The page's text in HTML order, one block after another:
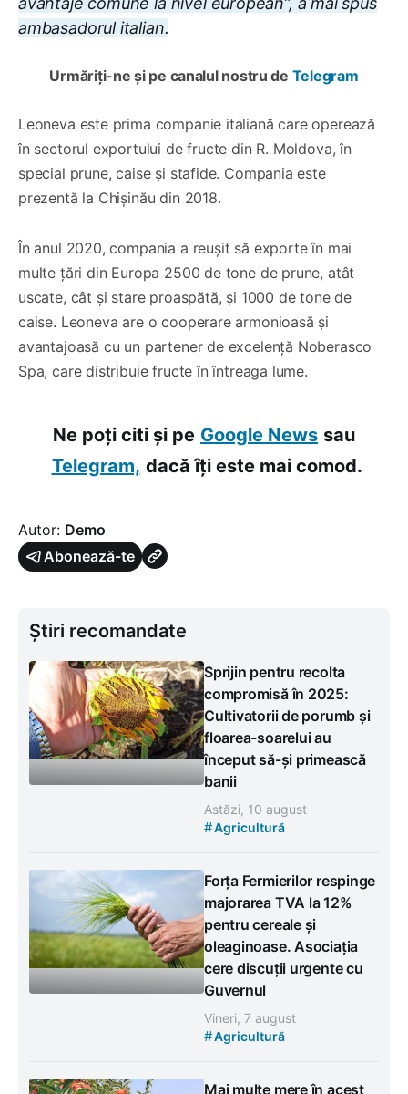
ambasadorul italian.
Urmăriți-ne și pe canalul nostru de Telegram
Leoneva este prima companie italiană care operează
în sectorul exportului de fructe din R. Moldova, în
special prune, caise și stafide. Compania este
prezentă la Chișinău din 2018.
În anul 2020, compania a reușit să exporte în mai
multe țări din Europa 2500 de tone de prune, atât
uscate, cât și stare proaspătă, și 1000 de tone de
caise. Leoneva are o cooperare armonioasă și
avantajoasă cu un partener de excelență Noberasco
Spa, care distribuie fructe în întreaga lume.
Ne poți citi și pe Google News sau
Telegram, dacă îți este mai comod.
Autor: Demo
Abonează-te
Știri recomandate
Sprijin pentru recolta
compromisă în 2025:
Cultivatorii de porumb și
floarea-soarelui au
început să-și primească
banii
Astăzi, 10 august
#Agricultură
Forța Fermierilor respinge
majorarea TVA la 12%
pentru cereale și
oleaginoase. Asociația
cere discuții urgente cu
Guvernul
Vineri, 7 august
#Agricultură
Mai multe mere în acest